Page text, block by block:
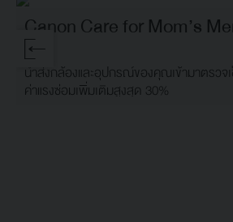
Canon Care for Mom’s
นำส่งกล้องและอุปกรณ์ของคุณเข้ามาตรว
ค่าแรงซ่อมเพิ่มเติมสูงสุด 30%